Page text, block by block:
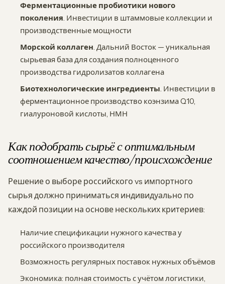
Ферментационные пробиотики нового
поколения. Инвестиции в штаммовые коллекции и
производственные мощности
Морской коллаген. Дальний Восток — уникальная
сырьевая база для создания полноценного
производства гидролизатов коллагена
Биотехнологические ингредиенты. Инвестиции в
ферментационное производство коэнзима Q10,
гиалуроновой кислоты, НМН
Как подобрать сырьё с оптимальным
соотношением качество/происхождение
Решение о выборе российского vs импортного
сырья должно приниматься индивидуально по
каждой позиции на основе нескольких критериев:
Наличие спецификации нужного качества у
российского производителя
Возможность регулярных поставок нужных объёмов
Экономика: полная стоимость с учётом логистики,